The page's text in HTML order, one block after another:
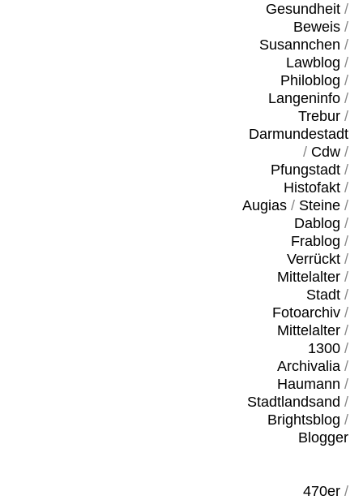
Gesundheit/
Beweis/
Susannchen /
Lawblog /
Philoblog /
Langeninfo/
Trebur/
Darmundestadt
/ Cdw/
Pfungstadt/
Histofakt/
Augias/ Steine/
Dablog /
Frablog /
Verrückt/
Mittelalter/
Stadt/
Fotoarchiv/
Mittelalter/
1300/
Archivalia/
Haumann /
Stadtlandsand /
Brightsblog /
Blogger
470er/